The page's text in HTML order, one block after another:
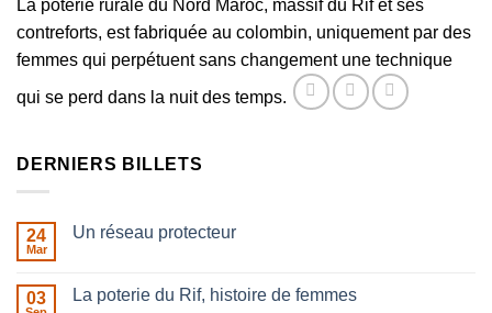
La poterie rurale du Nord Maroc, massif du Rif et ses
contreforts, est fabriquée au colombin, uniquement par des
femmes qui perpétuent sans changement une technique
qui se perd dans la nuit des temps.
DERNIERS BILLETS
24
Mar
Un réseau protecteur
Un
03 La poterie du Rif, histoire de femmes